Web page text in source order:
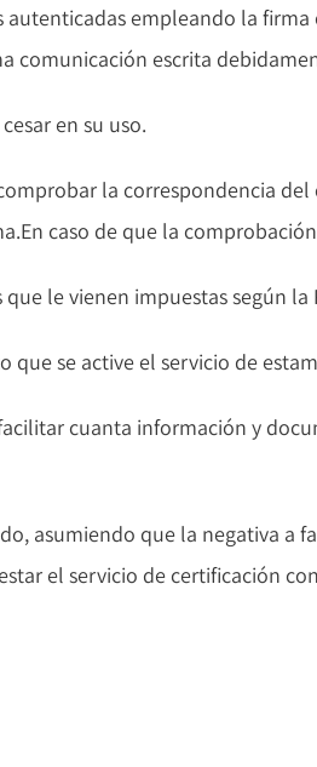
empleando la
comunicación escrita
en su uso.
comprobar la correspondencia
caso de que la
le vienen impuestas según
que se active el servicio de
facilitar cuanta información y
asumiendo que la negativa
el servicio de certificación